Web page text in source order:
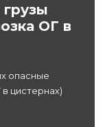
Проф
Цифровая
ОГ в
опасные
цистернах)